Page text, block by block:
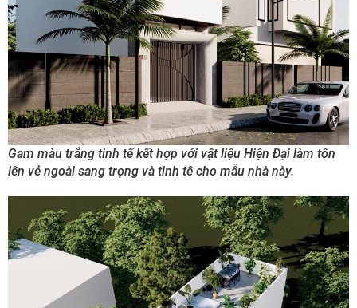
Gam màu trắng tinh tế kết hợp với vật liệu Hiện Đại làm tôn
lên vẻ ngoài sang trọng và tinh tê cho mẫu nhà này.